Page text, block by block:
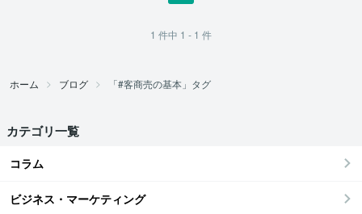
1 件中 1 - 1 件
ホーム ブログ 「#客商売の基本」タグ
カテゴリ一覧
コラム
ビジネス・マーケティング